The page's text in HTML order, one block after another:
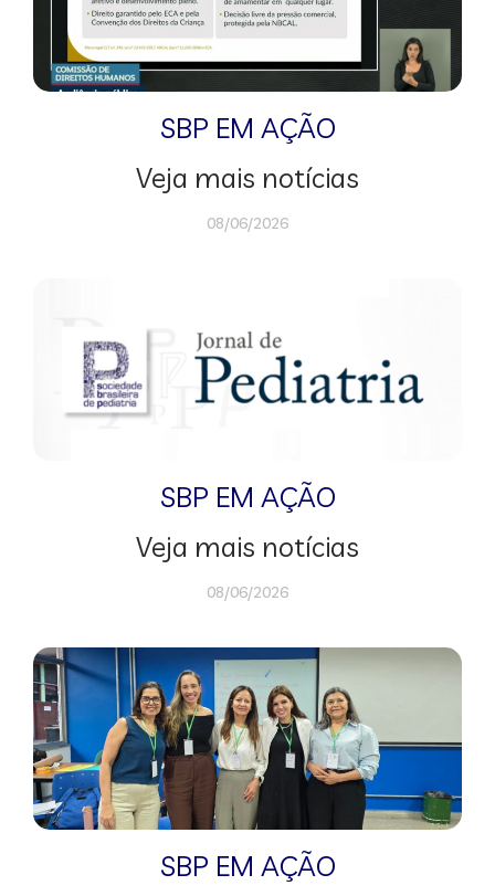
SBP EM AÇÃO
Veja mais notícias
08/06/2026
SBP EM AÇÃO
Veja mais notícias
08/06/2026
SBP EM AÇÃO